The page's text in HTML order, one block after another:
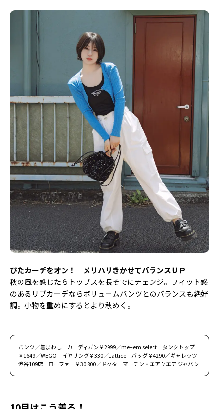
ぴたカーデをオン！ メリハリきかせてバランスＵＰ
秋の風を感じたらトップスを長そでにチェンジ。フィット感
のあるリブカーデならボリュームパンツとのバランスも絶好
調。小物を重めにするとより秋めく。
パンツ／着まわし カーディガン￥2999／me+em select タンクトップ
￥1649／WEGO イヤリング￥330／Lattice バッグ￥4290／ギャレッツ
渋谷109店 ローファー￥30 800／ドクターマーチン・エアウエア ジャパン